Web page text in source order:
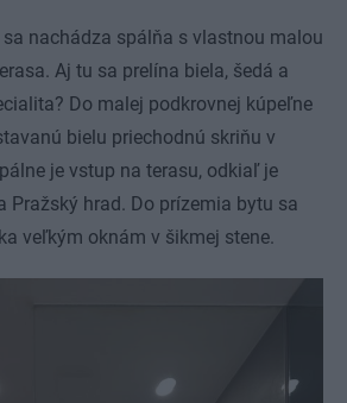
nachádza spálňa s vlastnou malou
Aj tu sa prelína biela, šedá a
Do malej podkrovnej kúpeľne
bielu priechodnú skriňu v
je vstup na terasu, odkiaľ je
Pražský hrad. Do prízemia bytu sa
veľkým oknám v šikmej stene.